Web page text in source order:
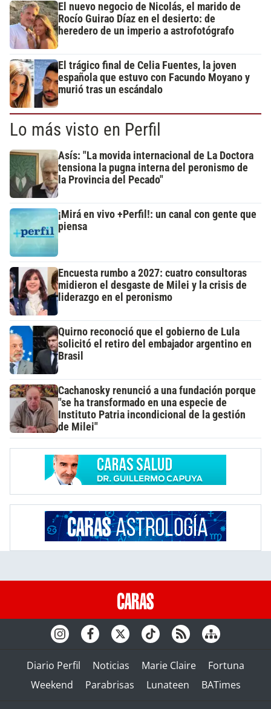
El nuevo negocio de Nicolás, el marido de
Rocío Guirao Díaz en el desierto: de
heredero de un imperio a astrofotógrafo
El trágico final de Celia Fuentes, la joven
española que estuvo con Facundo Moyano y
murió tras un escándalo
Lo más visto en Perfil
Asís: "La movida internacional de La Doctora
tensiona la pugna interna del peronismo de
la Provincia del Pecado"
¡Mirá en vivo +Perfil!: un canal con gente que
piensa
Encuesta rumbo a 2027: cuatro consultoras
midieron el desgaste de Milei y la crisis de
liderazgo en el peronismo
Quirno reconoció que el gobierno de Lula
solicitó el retiro del embajador argentino en
Brasil
Cachanosky renunció a una fundación porque
"se ha transformado en una especie de
Instituto Patria incondicional de la gestión
de Milei"
Diario Perfil Noticias Marie Claire
Fortuna
Weekend
Parabrisas Lunateen BATimes